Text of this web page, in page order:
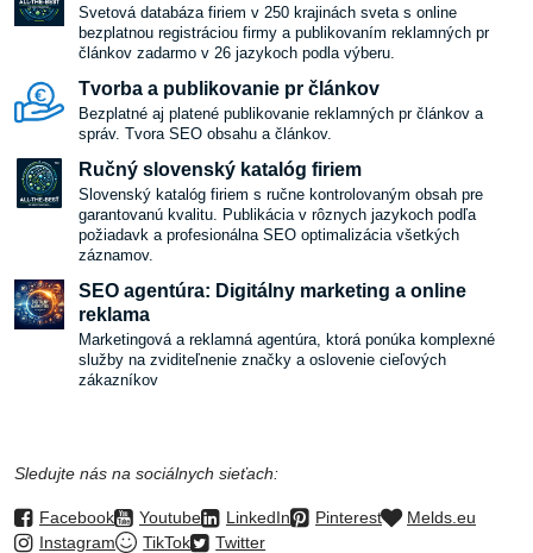
Svetová databáza firiem v 250 krajinách sveta s online
bezplatnou registráciou firmy a publikovaním reklamných pr
článkov zadarmo v 26 jazykoch podla výberu.
Tvorba a publikovanie pr článkov
Bezplatné aj platené publikovanie reklamných pr článkov a
správ. Tvora SEO obsahu a článkov.
Ručný slovenský katalóg firiem
Slovenský katalóg firiem s ručne kontrolovaným obsah pre
garantovanú kvalitu. Publikácia v rôznych jazykoch podľa
požiadavk a profesionálna SEO optimalizácia všetkých
záznamov.
SEO agentúra: Digitálny marketing a online
reklama
Marketingová a reklamná agentúra, ktorá ponúka komplexné
služby na zviditeľnenie značky a oslovenie cieľových
zákazníkov
Sledujte nás na sociálnych sieťach:
Facebook Youtube LinkedIn Pinterest
Melds.eu
Instagram
TikTok Twitter